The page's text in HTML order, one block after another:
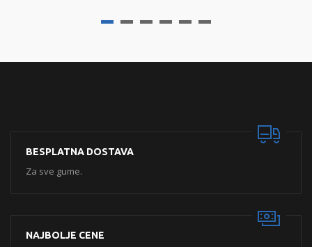
BESPLATNA DOSTAVA
Za sve gume.
NAJBOLJE CENE